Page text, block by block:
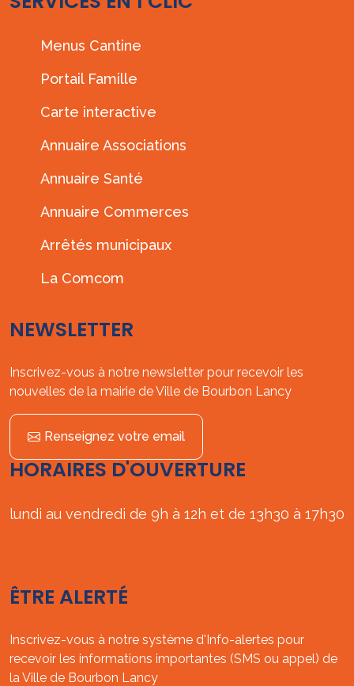
Menus Cantine
Portail Famille
Carte interactive
Annuaire Associations
Annuaire Santé
Annuaire Commerces
Arrêtés municipaux
La Comcom
NEWSLETTER
Inscrivez-vous à notre newsletter pour recevoir les
nouvelles de la mairie de Ville de Bourbon Lancy
Renseignez votre email
HORAIRES D'OUVERTURE
lundi au vendredi de 9h à 12h et de 13h30 à 17h30
ÊTRE ALERTÉ
Inscrivez-vous à notre système d'Info-alertes pour
recevoir les informations importantes (SMS ou appel) de
la Ville de Bourbon Lancy